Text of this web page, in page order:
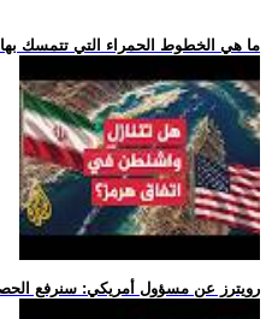
.. ما هي الخطوط الحمراء التي تتمسك
.. رويترز عن مسؤول أمريكي: سنرفع